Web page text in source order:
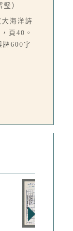
）
海洋詩
頁40。
600字